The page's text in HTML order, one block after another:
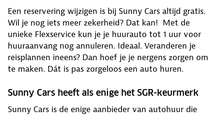
Een reservering wijzigen is bij Sunny Cars altijd gratis.
Wil je nog iets meer zekerheid? Dat kan! Met de
unieke Flexservice kun je je huurauto tot 1 uur voor
huuraanvang nog annuleren. Ideaal. Veranderen je
reisplannen ineens? Dan hoef je je nergens zorgen om
te maken. Dát is pas zorgeloos een auto huren.
Sunny Cars heeft als enige het SGR-keurmerk
Sunny Cars is de enige aanbieder van autohuur die